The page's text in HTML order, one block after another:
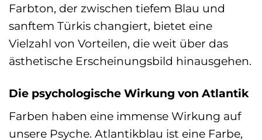
Farbton, der zwischen tiefem Blau und
sanftem Türkis changiert, bietet eine
Vielzahl von Vorteilen, die weit über das
ästhetische Erscheinungsbild hinausgehen.
Die psychologische Wirkung von Atlantik
Farben haben eine immense Wirkung auf
unsere Psyche. Atlantikblau ist eine Farbe,